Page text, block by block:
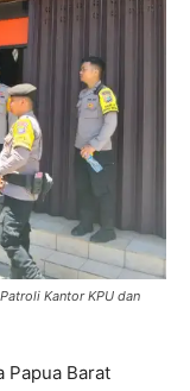
Kantor KPU dan
Papua Barat